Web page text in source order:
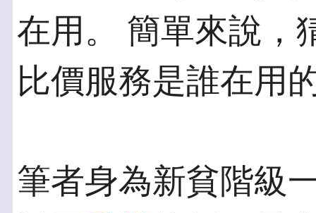
在用。 簡單來說，
比價服務是誰在用
筆者身為新貧階級